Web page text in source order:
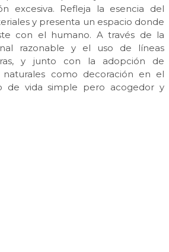
excesiva. Refleja la esencia del
y presenta un espacio donde
con el humano. A través de la
razonable y el uso de líneas
y junto con la adopción de
como decoración en el
de vida simple pero acogedor y